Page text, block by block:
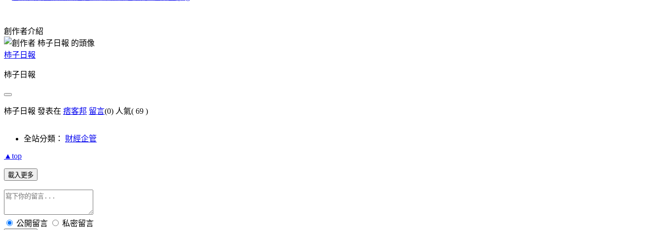
創作者介紹
柿子日報
柿子日報
柿子日報 發表在 痞客邦 留言(0) 人氣( 69 )
全站分類： 財經企管
▲top
載入更多
公開留言 私密留言